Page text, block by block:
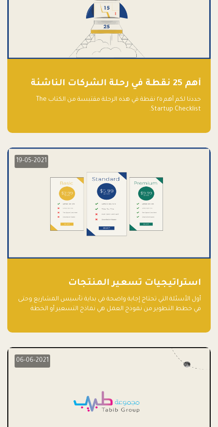
أهم 25 نقطة في رحلة الشركات الناشئة
حددنا لكم أهم ٢٥ نقطة في هذه الرحلة مقتبسة من الكتاب The
Startup Checklist.
19-05-2021
استراتيجيات تسعير المنتجات
أول الأسئلة التي تحتاج إجابة واضحة في بداية تأسيس المشاريع وحتى
في خطط التطوير من نموذج العمل هي نماذج التسعير أو الخطة
06-06-2021